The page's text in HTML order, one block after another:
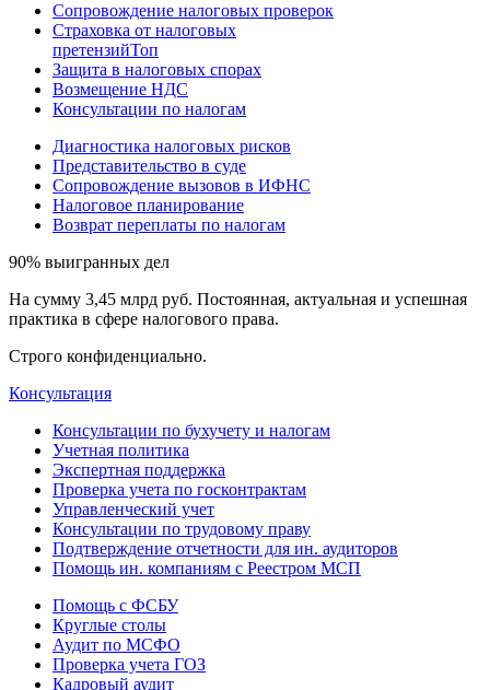
Сопровождение налоговых проверок
Страховка от налоговых
претензийТоп
Защита в налоговых спорах
Возмещение НДС
Консультации по налогам
Диагностика налоговых рисков
Представительство в суде
Сопровождение вызовов в ИФНС
Налоговое планирование
Возврат переплаты по налогам
90% выигранных дел
На сумму 3,45 млрд руб. Постоянная, актуальная и успешная
практика в сфере налогового права.
Строго конфиденциально.
Консультация
Консультации по бухучету и налогам
Учетная политика
Экспертная поддержка
Проверка учета по госконтрактам
Управленческий учет
Консультации по трудовому праву
Подтверждение отчетности для ин. аудиторов
Помощь ин. компаниям с Реестром МСП
Помощь с ФСБУ
Круглые столы
Аудит по МСФО
Проверка учета ГОЗ
Кадровый аудит